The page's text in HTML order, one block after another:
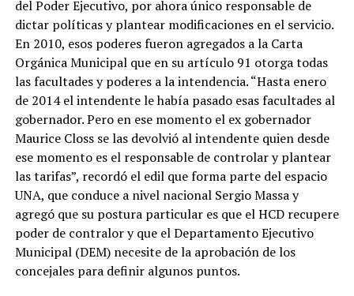
del Poder Ejecutivo, por ahora único responsable de
dictar políticas y plantear modificaciones en el servicio.
En 2010, esos poderes fueron agregados a la Carta
Orgánica Municipal que en su artículo 91 otorga todas
las facultades y poderes a la intendencia. “Hasta enero
de 2014 el intendente le había pasado esas facultades al
gobernador. Pero en ese momento el ex gobernador
Maurice Closs se las devolvió al intendente quien desde
ese momento es el responsable de controlar y plantear
las tarifas”, recordó el edil que forma parte del espacio
UNA, que conduce a nivel nacional Sergio Massa y
agregó que su postura particular es que el HCD recupere
poder de contralor y que el Departamento Ejecutivo
Municipal (DEM) necesite de la aprobación de los
concejales para definir algunos puntos.